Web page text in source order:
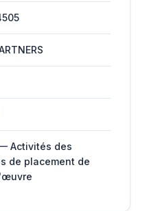
Activités des
de placement de